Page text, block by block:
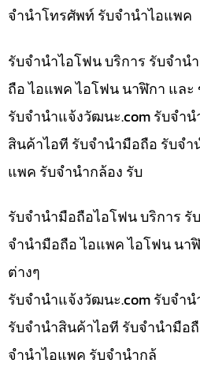
จำนำโทรศัพท์ รับจำนำไอแพค
รับจำนำไอโฟน บริการ รับจำน
ถือ ไอแพค ไอโฟน นาฬิกา และ
รับจํานําแจ้งวัฒนะ.com รับจำ
สินค้าไอที รับจำนำมือถือ รับจ
แพค รับจำนำกล้อง รับ
รับจำนำมือถือไอโฟน บริการ รั
จำนำมือถือ ไอแพค ไอโฟน นา
ต่างๆ
รับจํานําแจ้งวัฒนะ.com รับจำ
รับจำนำสินค้าไอที รับจำนำมือ
จำนำไอแพค รับจำนำกล้